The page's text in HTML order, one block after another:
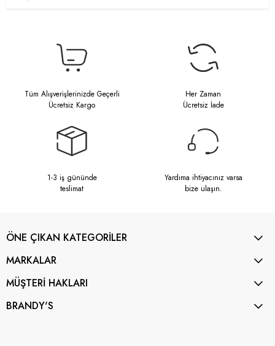
Tüm Alışverişlerinizde Geçerli
Ücretsiz Kargo
Her Zaman
Ücretsiz İade
1-3 iş gününde
teslimat
Yardıma ihtiyacınız varsa
bize ulaşın.
ÖNE ÇIKAN KATEGORİLER
MARKALAR
MÜŞTERİ HAKLARI
BRANDY'S